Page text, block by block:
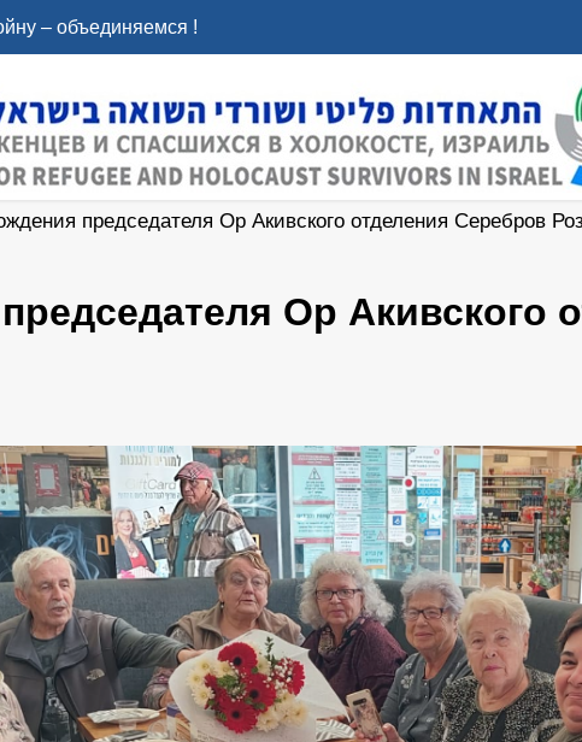
– объединяемся !
председателя Ор Акивского отделения Серебров
Ор Акивского